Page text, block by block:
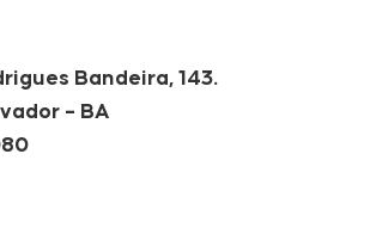
Bandeira, 143.
– BA